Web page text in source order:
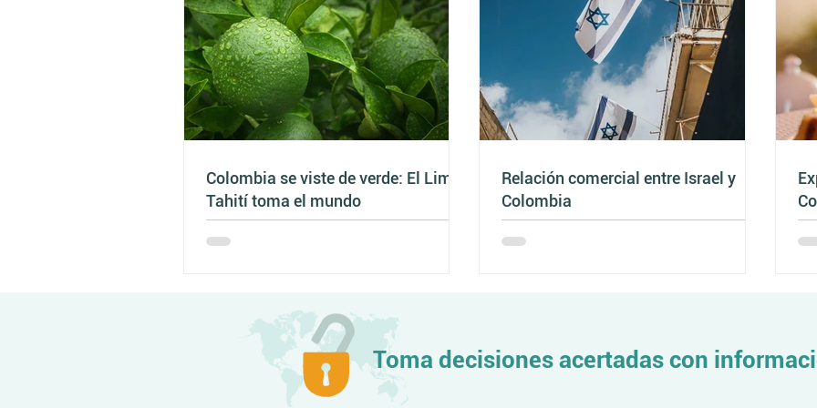
Colombia se viste de verde: El Limón
Tahití toma el mundo
Relación comercial entre Israel y
Colombia
Toma decisiones acertadas con